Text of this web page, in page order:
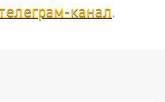
канал